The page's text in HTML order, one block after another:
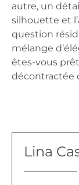
autre, un
silhouette et
question
mélange
êtes-vous
décontractée
Lina